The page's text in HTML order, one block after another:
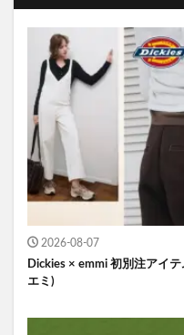
2026-08-07
Dickies × emmi 初別注アイ
エミ)